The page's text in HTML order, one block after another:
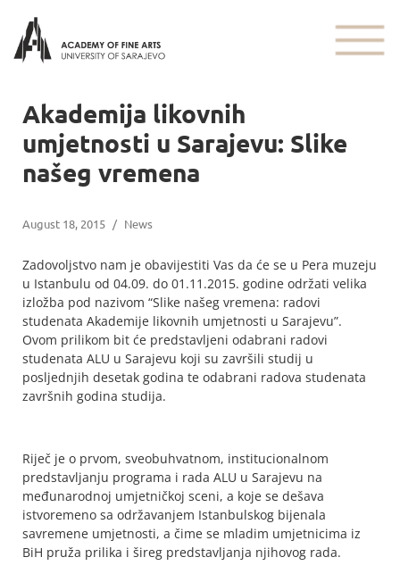
Akademija likovnih
umjetnosti u Sarajevu: Slike
našeg vremena
August 18, 2015 / News
Zadovoljstvo nam je obavijestiti Vas da će se u Pera muzeju
u Istanbulu od 04.09. do 01.11.2015. godine održati velika
izložba pod nazivom “Slike našeg vremena: radovi
studenata Akademije likovnih umjetnosti u Sarajevu”.
Ovom prilikom bit će predstavljeni odabrani radovi
studenata ALU u Sarajevu koji su završili studij u
posljednjih desetak godina te odabrani radova studenata
završnih godina studija.
Riječ je o prvom, sveobuhvatnom, institucionalnom
predstavljanju programa i rada ALU u Sarajevu na
međunarodnoj umjetničkoj sceni, a koje se dešava
istvoremeno sa održavanjem Istanbulskog bijenala
savremene umjetnosti, a čime se mladim umjetnicima iz
BiH pruža prilika i šireg predstavljanja njihovog rada.